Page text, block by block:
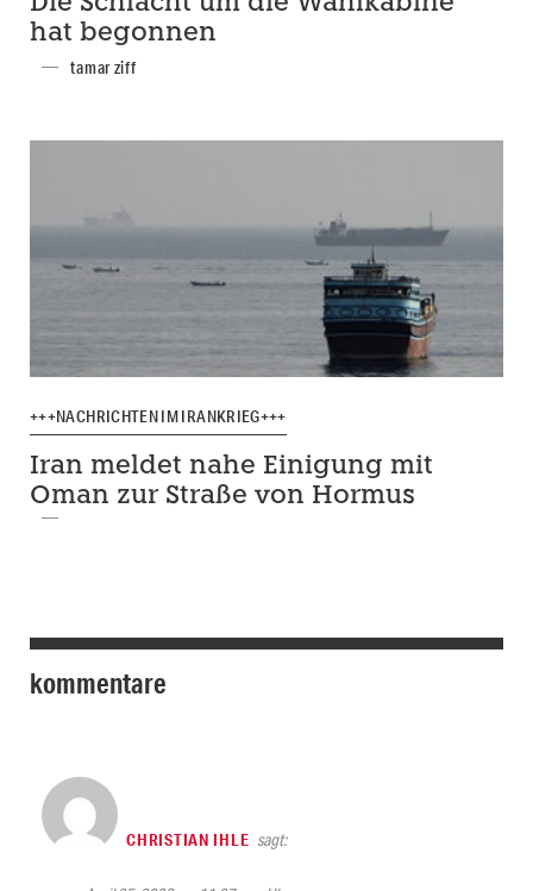
hat begonnen
tamar ziff
+++NACHRICHTEN IM IRANKRIEG+++
Iran meldet nahe Einigung mit
Oman zur Straße von Hormus
kommentare
CHRISTIAN IHLE sagt: